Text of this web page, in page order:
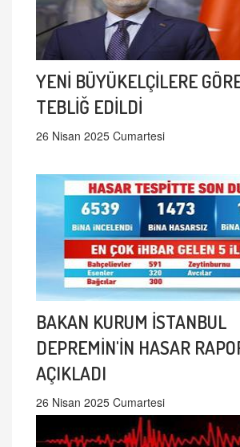
YENİ BÜYÜKELÇİLERE
TEBLİĞ EDİLDİ
26 Nisan 2025 Cumartesi
BAKAN KURUM İSTANBUL
DEPREMİN'İN HASAR
AÇIKLADI
26 Nisan 2025 Cumartesi